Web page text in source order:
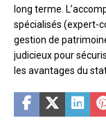
long terme.
spécialisés (expert-
gestion de
judicieux pour
les avantages du